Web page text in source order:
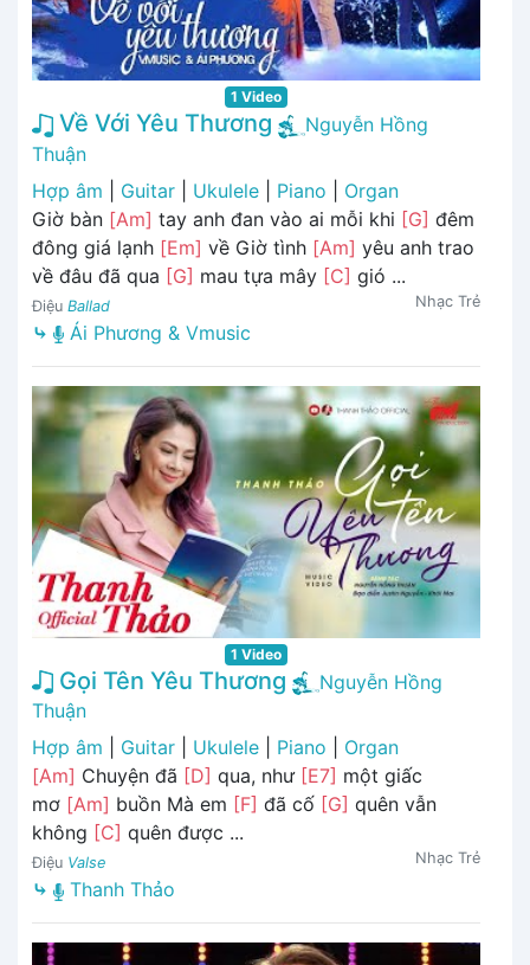
1 Video
Về Với Yêu Thương
Nguyễn Hồng
Thuận
Hợp âm
Guitar Ukulele Piano
Organ
Giờ bàn [Am] tay anh đan vào ai mỗi khi [G] đêm
đông giá lạnh [Em] về Giờ tình [Am] yêu anh trao
về đâu đã qua [G] mau tựa mây [C] gió ...
Điệu Ballad Nhạc Trẻ
⤷ Ái Phương & Vmusic
1 Video
Gọi Tên Yêu Thương
Nguyễn Hồng
Thuận
Hợp âm
Guitar Ukulele Piano
Organ
[Am] Chuyện đã [D] qua, như [E7] một giấc
mơ [Am] buồn Mà em [F] đã cố [G] quên vẫn
không [C] quên được ...
Điệu Valse Nhạc Trẻ
⤷ Thanh Thảo